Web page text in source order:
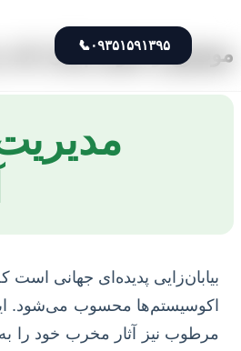
۰۹۳۵۱۵۹۱۳۹۵📞
موضوع و عنوان پایان
بیابان‌زایی پدیده‌ای جهانی
اکوسیستم‌ها محسوب می‌شود.
مرطوب نیز آثار مخرب خود را